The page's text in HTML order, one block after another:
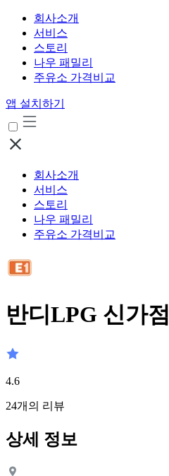
회사소개
서비스
스토리
나우 패밀리
주유소 가격비교
앱 설치하기
회사소개
서비스
스토리
나우 패밀리
주유소 가격비교
반디LPG 신가점
4.6
24개의 리뷰
상세 정보